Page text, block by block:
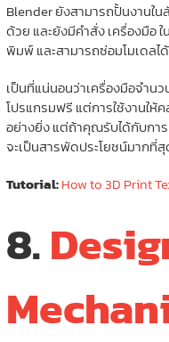
Blender ยังสามารถปั้นงานใ
ด้วย และยังมีคำสั่ง เครื่องมือ
พิมพ์ และสามารถซ่อมโมเดลไ
เป็นที่แน่นอนว่าเครื่องมือจำน
โปรแกรมฟรี แต่การใช้งานให้ค
อย่างยิ่ง แต่ถ้าคุณรับได้กับกา
จะเป็นสารพัดประโยชน์มากที่
Tutorial:How to 3D Print
8.